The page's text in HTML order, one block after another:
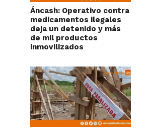
Áncash: Operativo contra
medicamentos ilegales
deja un detenido y más
de mil productos
inmovilizados